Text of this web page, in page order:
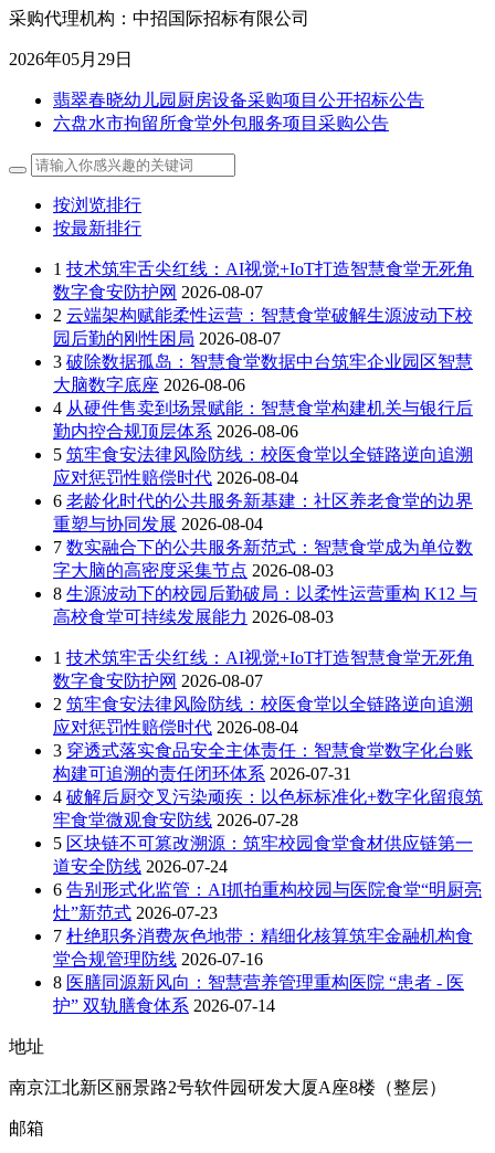
采购代理机构：中招国际招标有限公司
2026年05月29日
翡翠春晓幼儿园厨房设备采购项目公开招标公告
六盘水市拘留所食堂外包服务项目采购公告
按浏览排行
按最新排行
1 技术筑牢舌尖红线：AI视觉+IoT打造智慧食堂无死角
数字食安防护网 2026-08-07
2 云端架构赋能柔性运营：智慧食堂破解生源波动下校
园后勤的刚性困局 2026-08-07
3 破除数据孤岛：智慧食堂数据中台筑牢企业园区智慧
大脑数字底座 2026-08-06
4 从硬件售卖到场景赋能：智慧食堂构建机关与银行后
勤内控合规顶层体系 2026-08-06
5 筑牢食安法律风险防线：校医食堂以全链路逆向追溯
应对惩罚性赔偿时代 2026-08-04
6 老龄化时代的公共服务新基建：社区养老食堂的边界
重塑与协同发展 2026-08-04
7 数实融合下的公共服务新范式：智慧食堂成为单位数
字大脑的高密度采集节点 2026-08-03
8 生源波动下的校园后勤破局：以柔性运营重构 K12 与
高校食堂可持续发展能力 2026-08-03
1 技术筑牢舌尖红线：AI视觉+IoT打造智慧食堂无死角
数字食安防护网 2026-08-07
2 筑牢食安法律风险防线：校医食堂以全链路逆向追溯
应对惩罚性赔偿时代 2026-08-04
3 穿透式落实食品安全主体责任：智慧食堂数字化台账
构建可追溯的责任闭环体系 2026-07-31
4 破解后厨交叉污染顽疾：以色标标准化+数字化留痕筑
牢食堂微观食安防线 2026-07-28
5 区块链不可篡改溯源：筑牢校园食堂食材供应链第一
道安全防线 2026-07-24
6 告别形式化监管：AI抓拍重构校园与医院食堂“明厨亮
灶”新范式 2026-07-23
7 杜绝职务消费灰色地带：精细化核算筑牢金融机构食
堂合规管理防线 2026-07-16
8 医膳同源新风向：智慧营养管理重构医院 “患者 - 医
护” 双轨膳食体系 2026-07-14
地址
南京江北新区丽景路2号软件园研发大厦A座8楼（整层）
邮箱